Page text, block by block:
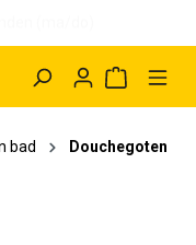
bad Douchegoten